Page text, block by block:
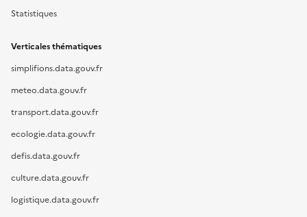
Statistiques
Verticales thématiques
simplifions.data.gouv.fr
meteo.data.gouv.fr
transport.data.gouv.fr
ecologie.data.gouv.fr
defis.data.gouv.fr
culture.data.gouv.fr
logistique.data.gouv.fr